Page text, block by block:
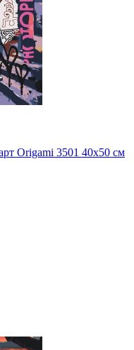
Origami 3501 40x50 см